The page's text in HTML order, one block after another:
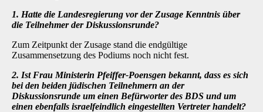
1. Hatte die Landesregierung vor der Zusage Kenntnis über
die Teilnehmer der Diskussionsrunde?
Zum Zeitpunkt der Zusage stand die endgültige
Zusammensetzung des Podiums noch nicht fest.
2. Ist Frau Ministerin Pfeiffer-Poensgen bekannt, dass es sich
bei den beiden jüdischen Teilnehmern an der
Diskussionsrunde um einen Befürworter des BDS und um
einen ebenfalls israelfeindlich eingestellten Vertreter handelt?